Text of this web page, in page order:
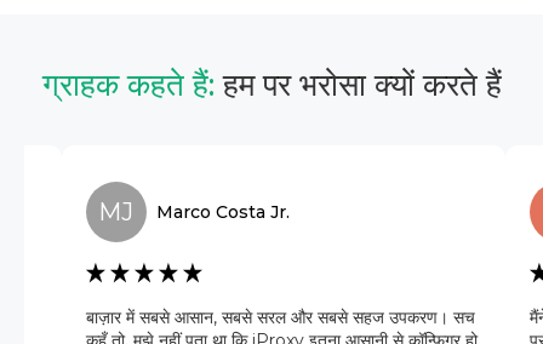
ग्राहक कहते हैं:हम पर भरोसा क्यों करते हैं
MJ Marco Costa Jr.
बाज़ार में सबसे आसान, सबसे सरल और सबसे सहज उपकरण। सच